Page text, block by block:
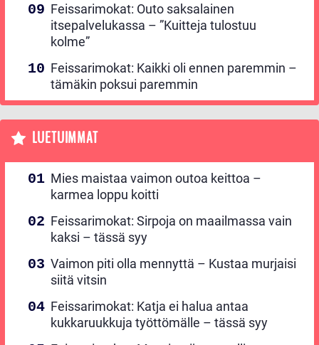
Feissarimokat: Outo saksalainen
itsepalvelukassa – ”Kuitteja tulostuu
kolme”
Feissarimokat: Kaikki oli ennen paremmin –
tämäkin poksui paremmin
LUETUIMMAT
Mies maistaa vaimon outoa keittoa –
karmea loppu koitti
Feissarimokat: Sirpoja on maailmassa vain
kaksi – tässä syy
Vaimon piti olla mennyttä – Kustaa murjaisi
siitä vitsin
Feissarimokat: Katja ei halua antaa
kukkaruukkuja työttömälle – tässä syy